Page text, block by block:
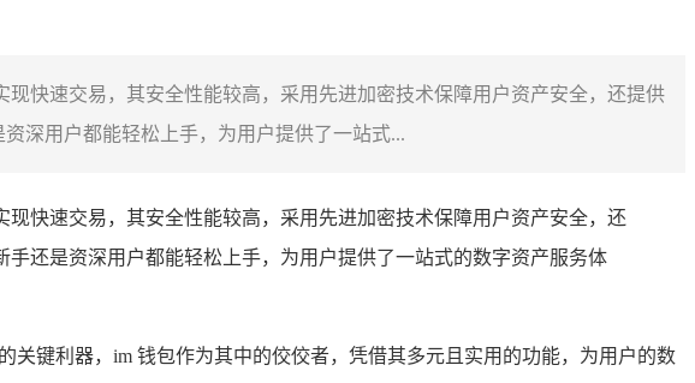
快速交易，其安全性能较高，采用先进加密技术保障用户资产安全，还提供
深用户都能轻松上手，为用户提供了一站式...
快速交易，其安全性能较高，采用先进加密技术保障用户资产安全，还
还是资深用户都能轻松上手，为用户提供了一站式的数字资产服务体
键利器，im 钱包作为其中的佼佼者，凭借其多元且实用的功能，为用户的数